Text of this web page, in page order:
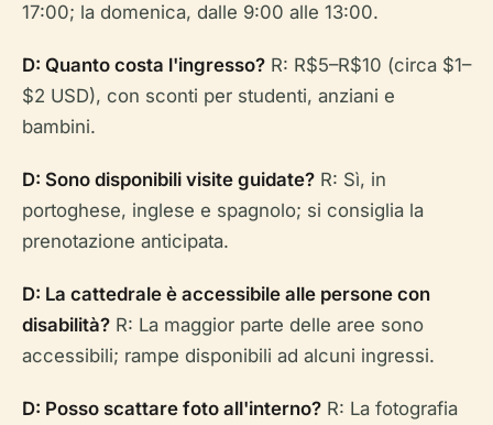
17:00; la domenica, dalle 9:00 alle 13:00.
D: Quanto costa l'ingresso? R: R$5–R$10 (circa $1–
$2 USD), con sconti per studenti, anziani e
bambini.
D: Sono disponibili visite guidate? R: Sì, in
portoghese, inglese e spagnolo; si consiglia la
prenotazione anticipata.
D: La cattedrale è accessibile alle persone con
disabilità? R: La maggior parte delle aree sono
accessibili; rampe disponibili ad alcuni ingressi.
D: Posso scattare foto all'interno? R: La fotografia